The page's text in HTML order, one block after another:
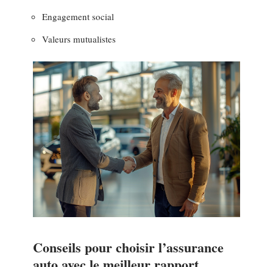
Engagement social
Valeurs mutualistes
Conseils pour choisir l’assurance